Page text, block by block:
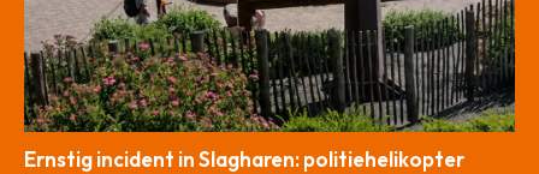
Ernstig incident in Slagharen: politiehelikopter